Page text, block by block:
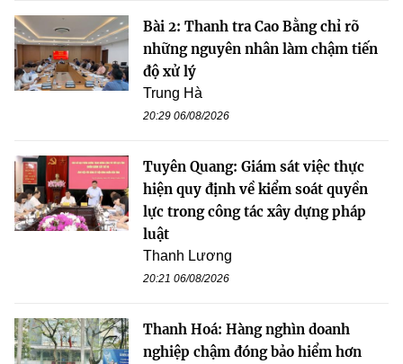
Bài 2: Thanh tra Cao Bằng chỉ rõ
những nguyên nhân làm chậm tiến
độ xử lý
Trung Hà
20:29 06/08/2026
Tuyên Quang: Giám sát việc thực
hiện quy định về kiểm soát quyền
lực trong công tác xây dựng pháp
luật
Thanh Lương
20:21 06/08/2026
Thanh Hoá: Hàng nghìn doanh
nghiệp chậm đóng bảo hiểm hơn